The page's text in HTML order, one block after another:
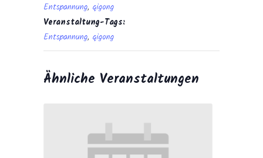
Entspannung, qigong
Veranstaltung-Tags:
Entspannung, qigong
Ähnliche Veranstaltungen